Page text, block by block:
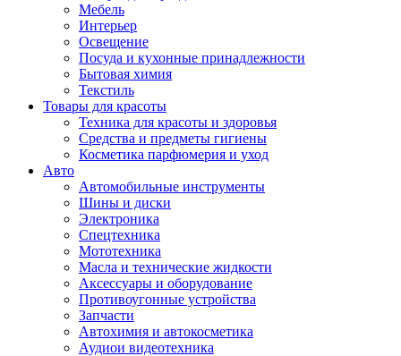
Мебель
Интерьер
Освещение
Посуда и кухонные принадлежности
Бытовая химия
Текстиль
Товары для красоты
Техника для красоты и здоровья
Средства и предметы гигиены
Косметика парфюмерия и уход
Авто
Автомобильные инструменты
Шины и диски
Электроника
Спецтехника
Мототехника
Масла и технические жидкости
Аксессуары и оборудование
Противоугонные устройства
Запчасти
Автохимия и автокосметика
Аудиои видеотехника